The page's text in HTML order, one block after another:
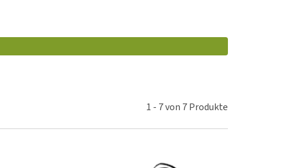
Juckreiz
1 - 7von 7Produkte